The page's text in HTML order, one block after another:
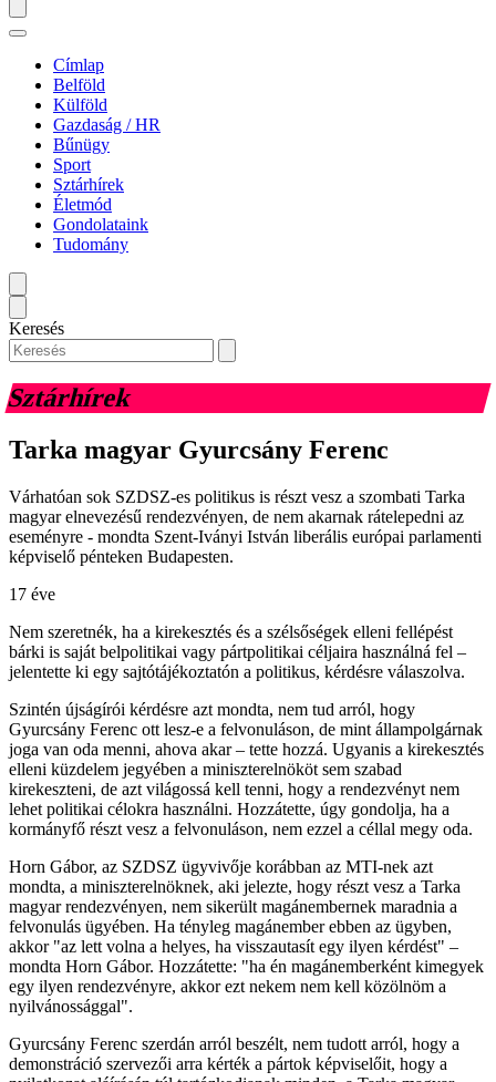
Címlap
Belföld
Külföld
Gazdaság / HR
Bűnügy
Sport
Sztárhírek
Életmód
Gondolataink
Tudomány
Keresés
Sztárhírek
Tarka magyar Gyurcsány Ferenc
Várhatóan sok SZDSZ-es politikus is részt vesz a szombati Tarka
magyar elnevezésű rendezvényen, de nem akarnak rátelepedni az
eseményre - mondta Szent-Iványi István liberális európai parlamenti
képviselő pénteken Budapesten.
17 éve
Nem szeretnék, ha a kirekesztés és a szélsőségek elleni fellépést
bárki is saját belpolitikai vagy pártpolitikai céljaira használná fel –
jelentette ki egy sajtótájékoztatón a politikus, kérdésre válaszolva.
Szintén újságírói kérdésre azt mondta, nem tud arról, hogy
Gyurcsány Ferenc ott lesz-e a felvonuláson, de mint állampolgárnak
joga van oda menni, ahova akar – tette hozzá. Ugyanis a kirekesztés
elleni küzdelem jegyében a miniszterelnököt sem szabad
kirekeszteni, de azt világossá kell tenni, hogy a rendezvényt nem
lehet politikai célokra használni. Hozzátette, úgy gondolja, ha a
kormányfő részt vesz a felvonuláson, nem ezzel a céllal megy oda.
Horn Gábor, az SZDSZ ügyvivője korábban az MTI-nek azt
mondta, a miniszterelnöknek, aki jelezte, hogy részt vesz a Tarka
magyar rendezvényen, nem sikerült magánembernek maradnia a
felvonulás ügyében. Ha tényleg magánember ebben az ügyben,
akkor "az lett volna a helyes, ha visszautasít egy ilyen kérdést" –
mondta Horn Gábor. Hozzátette: "ha én magánemberként kimegyek
egy ilyen rendezvényre, akkor ezt nekem nem kell közölnöm a
nyilvánossággal".
Gyurcsány Ferenc szerdán arról beszélt, nem tudott arról, hogy a
demonstráció szervezői arra kérték a pártok képviselőit, hogy a